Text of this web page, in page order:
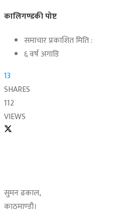
कालिगण्डकी पोष्ट
समाचार प्रकाशित मिति :
६ वर्ष अगाडि
13
SHARES
112
VIEWS
सुमन ढकाल,
काठमाण्डौ।